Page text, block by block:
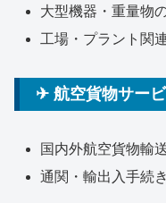
大型機器・重量物
工場・プラント関
✈ 航空貨物サー
国内外航空貨物輸
通関・輸出入手続